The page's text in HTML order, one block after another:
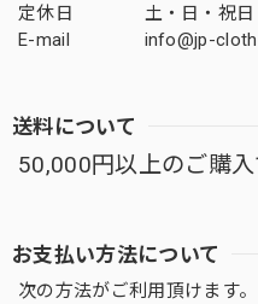
定休日
土・日・祝日
E-mail
info@jp-
送料について
50,000円以上のご購入
お支払い方法について
次の方法がご利用頂けます。